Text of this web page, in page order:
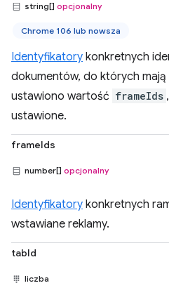
string[] opcjonalny
Chrome 106 lub nowsza
Identyfikatory konkretnych
dokumentów, do których
ustawiono wartość frameIds
ustawione.
frameIds
number[] opcjonalny
Identyfikatory konkretnych
wstawiane reklamy.
tabId
liczba